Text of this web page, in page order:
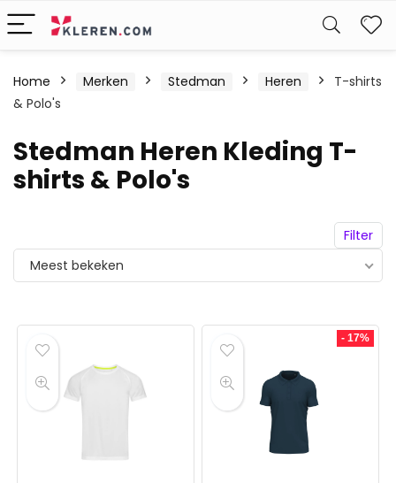
Home Merken Stedman Heren
T-shirts
& Polo's
Stedman Heren Kleding T-
shirts & Polo's
Filter
Meest bekeken
- 17%